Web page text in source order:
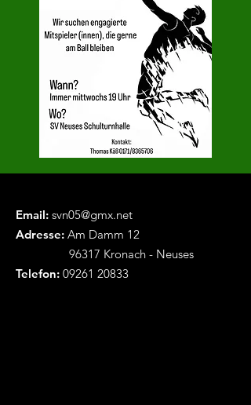
Email: svn05@gmx.net
Adresse: Am Damm 12
96317 Kronach - Neuses
Telefon: 09261 20833